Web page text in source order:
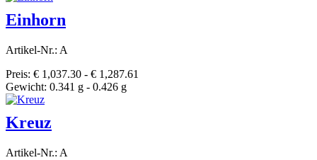
Einhorn
Artikel-Nr.: A
Preis: € 1,037.30 - € 1,287.61
Gewicht: 0.341 g - 0.426 g
Kreuz
Artikel-Nr.: A